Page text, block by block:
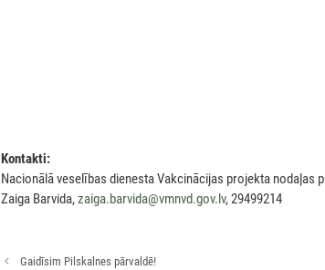
Kontakti:
Nacionālā veselības dienesta Vakcinācijas projekta nodaļas
Zaiga Barvida,zaiga.barvida@vmnvd.gov.lv, 29499214
RakstuGaidīsim Pilskalnes pārvaldē!